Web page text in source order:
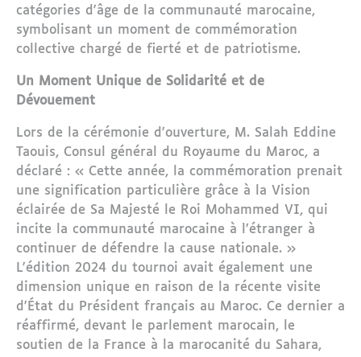
catégories d'âge de la communauté marocaine,
symbolisant un moment de commémoration
collective chargé de fierté et de patriotisme.
Un Moment Unique de Solidarité et de
Dévouement
Lors de la cérémonie d'ouverture, M. Salah Eddine
Taouis, Consul général du Royaume du Maroc, a
déclaré : « Cette année, la commémoration prenait
une signification particulière grâce à la Vision
éclairée de Sa Majesté le Roi Mohammed VI, qui
incite la communauté marocaine à l’étranger à
continuer de défendre la cause nationale. »
L'édition 2024 du tournoi avait également une
dimension unique en raison de la récente visite
d'État du Président français au Maroc. Ce dernier a
réaffirmé, devant le parlement marocain, le
soutien de la France à la marocanité du Sahara,